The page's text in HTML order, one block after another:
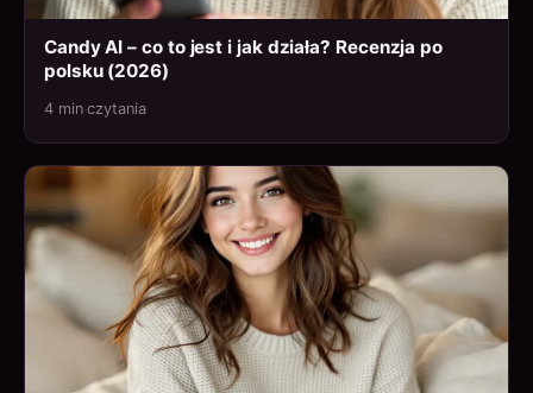
Candy AI – co to jest i jak działa? Recenzja po
polsku (2026)
4 min czytania